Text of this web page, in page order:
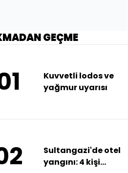
GEÇME
Kuvvetli lodos ve
yağmur uyarısı
Sultangazi'de otel
yangını: 4 kişi